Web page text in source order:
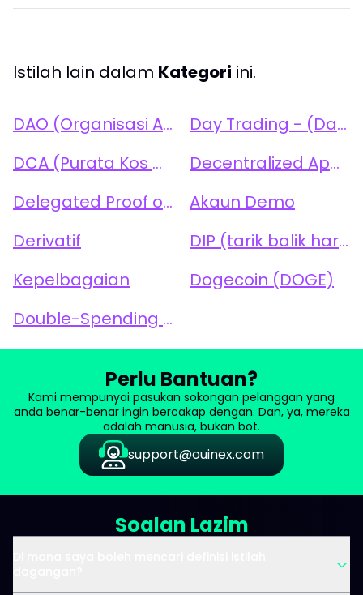
Istilah lain dalam Kategori ini.
DAO (Organisasi Autonomi Terpencar)
Day Trading - (Dagangan Harian)
DCA (Purata Kos Dolar)
Decentralized Applications (dApps) - Aplikasi Terdesentralisasi (dApps)
Delegated Proof of Stake (DPoS) - Bukti Kepentingan Diwakilkan (DPoS)
Akaun Demo
Derivatif
DIP (tarik balik harga)
Kepelbagaian
Dogecoin (DOGE)
Double-Spending - (Perbelanjaan Berganda)
Perlu Bantuan?
Kami mempunyai pasukan sokongan pelanggan yang
anda benar-benar ingin bercakap dengan. Dan, ya, mereka
adalah manusia, bukan bot.
support@ouinex.com
Soalan Lazim